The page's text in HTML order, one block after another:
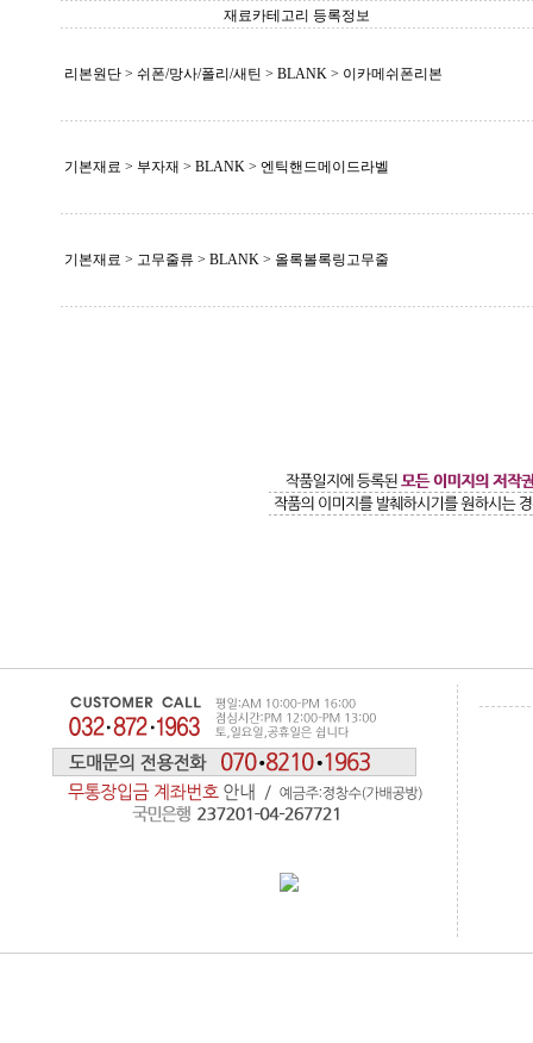
재료카테고리 등록정보
리본원단 > 쉬폰/망사/폴리/새틴 > BLANK > 이카메쉬폰리본
기본재료 > 부자재 > BLANK > 엔틱핸드메이드라벨
기본재료 > 고무줄류 > BLANK > 올록볼록링고무줄